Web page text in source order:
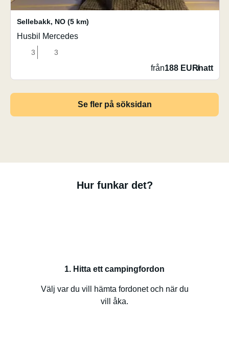
Sellebakk, NO (5 km)
Husbil Mercedes
3 3
från188 EUR/natt
Se fler på söksidan
Hur funkar det?
1. Hitta ett campingfordon
Välj var du vill hämta fordonet och när du
vill åka.